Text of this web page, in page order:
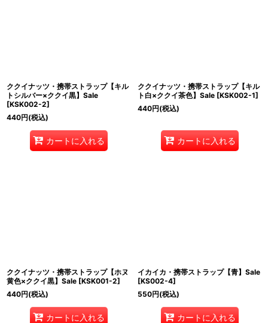
ククイナッツ・携帯ストラップ【キル
トシルバー×ククイ黒】Sale
[KSK002-2]
440円(税込)
カートに入れる
ククイナッツ・携帯ストラップ【キル
ト白×ククイ茶色】Sale [KSK002-1]
440円(税込)
カートに入れる
ククイナッツ・携帯ストラップ【ホヌ
黄色×ククイ黒】Sale [KSK001-2]
440円(税込)
カートに入れる
イカイカ・携帯ストラップ【青】Sale
[KS002-4]
550円(税込)
カートに入れる